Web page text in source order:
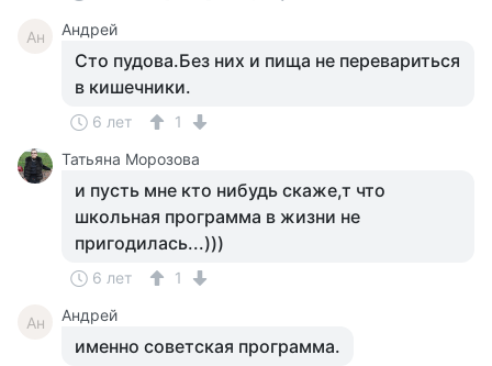
Ан Андрей
Сто пудова.Без них и пища не перевариться
в кишечники.
6 лет
1
Татьяна Морозова
и пусть мне кто нибудь скаже,т что
школьная программа в жизни не
пригодилась...)))
6 лет 1
Ан Андрей
именно советская программа.